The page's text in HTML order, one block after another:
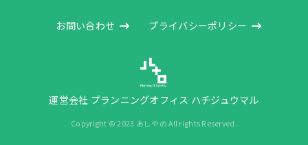
お問い合わせ プライバシーポリシー
運営会社 プランニングオフィス ハチジュウマル
Copyright © 2023 あしやの All rights Reserved.